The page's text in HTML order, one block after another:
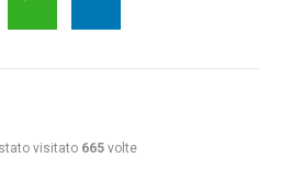
visitato 665 volte